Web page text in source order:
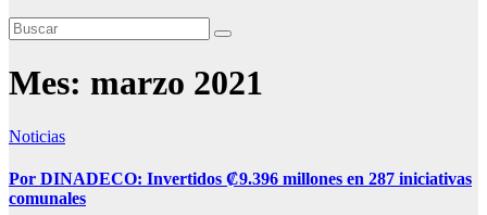
Mes: marzo 2021
Noticias
Por DINADECO: Invertidos ₡9.396 millones en 287 iniciativas
comunales